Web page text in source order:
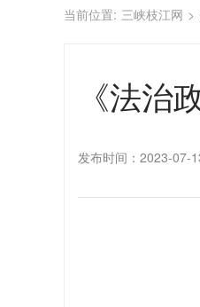
当前位置: 三峡枝江网 >
《法治
发布时间：2023-07-